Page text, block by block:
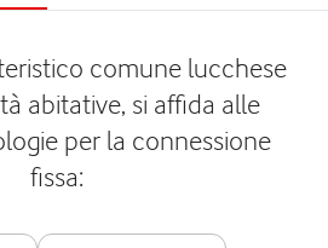
comune lucchese
abitative, si affida alle
per la connessione
fissa: